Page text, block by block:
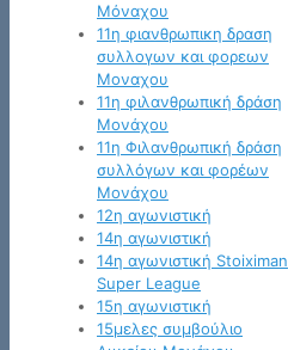
Μόναχου
11η φιανθρωπικη δραση
συλλογων και φορεων
Μοναχου
11η φιλανθρωπική δράση
Μονάχου
11η Φιλανθρωπική δράση
συλλόγων και φορέων
Μονάχου
12η αγωνιστική
14η αγωνιστική
14η αγωνιστική Stoiximan
Super League
15η αγωνιστική
15μελες συμβούλιο